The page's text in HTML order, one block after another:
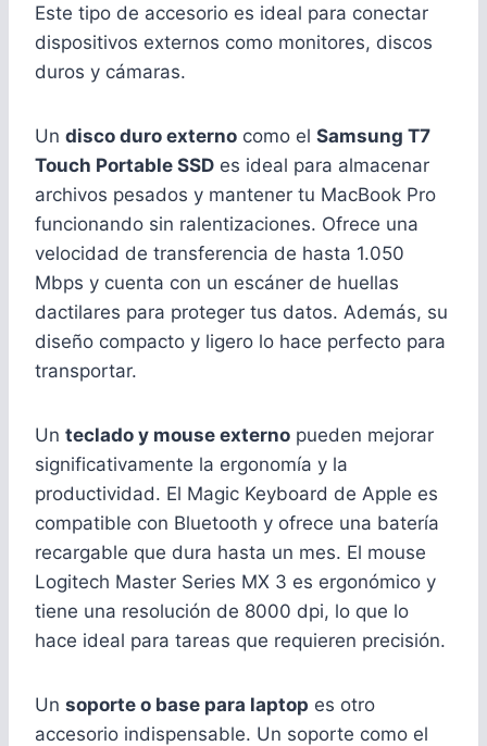
Este tipo de accesorio es ideal para conectar
dispositivos externos como monitores, discos
duros y cámaras.
Un disco duro externo como el Samsung T7
Touch Portable SSD es ideal para almacenar
archivos pesados y mantener tu MacBook Pro
funcionando sin ralentizaciones. Ofrece una
velocidad de transferencia de hasta 1.050
Mbps y cuenta con un escáner de huellas
dactilares para proteger tus datos. Además, su
diseño compacto y ligero lo hace perfecto para
transportar.
Un teclado y mouse externo pueden mejorar
significativamente la ergonomía y la
productividad. El Magic Keyboard de Apple es
compatible con Bluetooth y ofrece una batería
recargable que dura hasta un mes. El mouse
Logitech Master Series MX 3 es ergonómico y
tiene una resolución de 8000 dpi, lo que lo
hace ideal para tareas que requieren precisión.
Un soporte o base para laptop es otro
accesorio indispensable. Un soporte como el